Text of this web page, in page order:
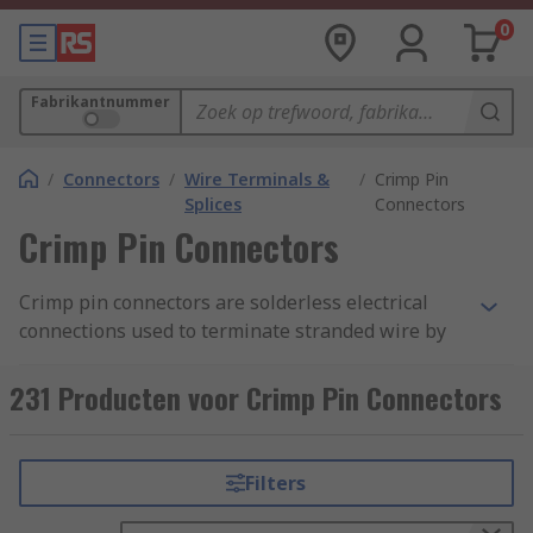
0
Fabrikantnummer
/ Connectors / Wire Terminals &
Splices
/ Crimp Pin
Connectors
Crimp Pin Connectors
Crimp pin connectors are solderless electrical
connections used to terminate stranded wire by
the terminal. The crimped end has a single pin
and can be connected with other pins or inserted
What are crimp pin connectors used for?
231 Producten voor Crimp Pin Connectors
Filters